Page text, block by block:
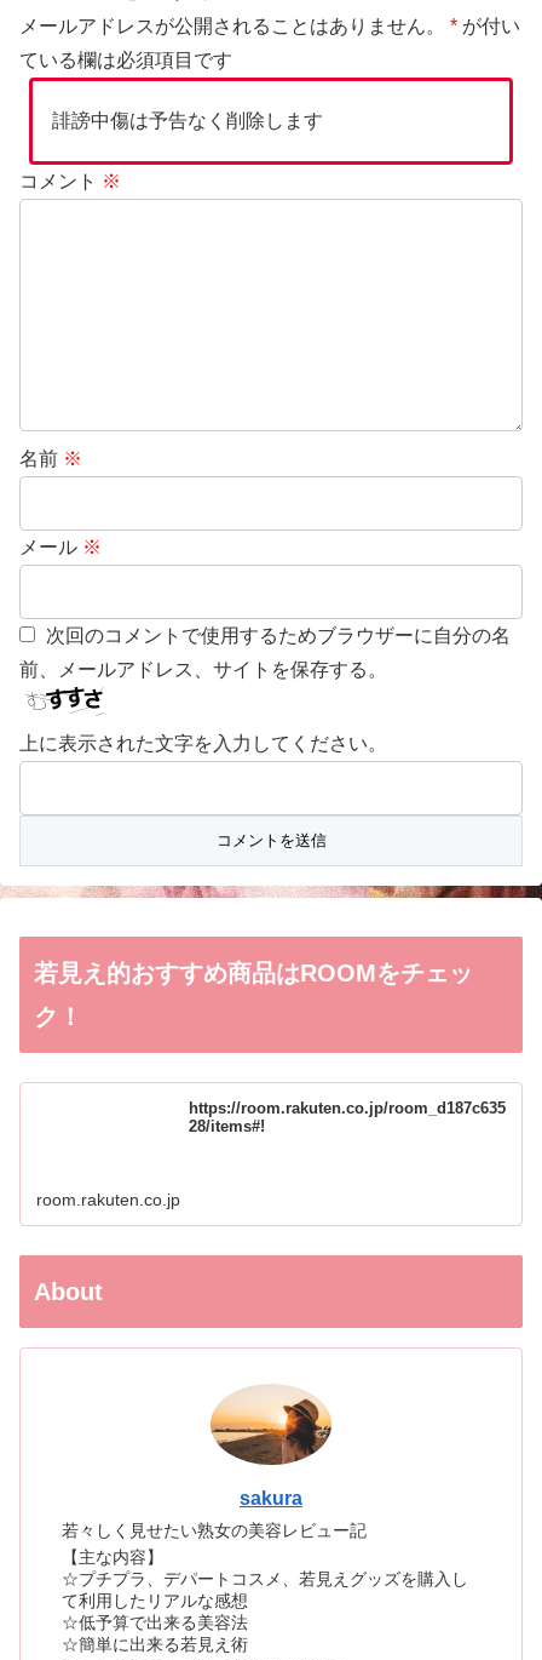
メールアドレスが公開されることはありません。 * が付い
ている欄は必須項目です
誹謗中傷は予告なく削除します
コメント ※
名前 ※
メール ※
次回のコメントで使用するためブラウザーに自分の名
前、メールアドレス、サイトを保存する。
上に表示された文字を入力してください。
若見え的おすすめ商品はROOMをチェッ
ク！
https://room.rakuten.co.jp/room_d187c635
28/items#!
room.rakuten.co.jp
About
sakura
若々しく見せたい熟女の美容レビュー記
【主な内容】
☆プチプラ、デパートコスメ、若見えグッズを購入し
て利用したリアルな感想
☆低予算で出来る美容法
☆簡単に出来る若見え術